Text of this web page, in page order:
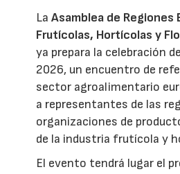
LaAsamblea de Regiones
Frutícolas, Hortícolas y
ya prepara la celebración
2026, un encuentro de
sector agroalimentario
a representantes de las
organizaciones de
de la industria frutícola y
El evento tendrá lugar el